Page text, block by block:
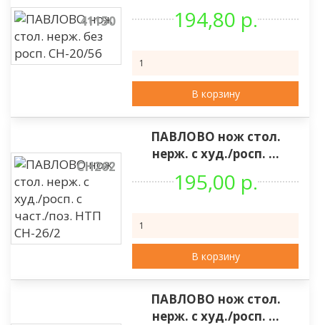
41150 194,80 р.
В корзину
СН262
ПАВЛОВО нож стол.
нерж. с худ./росп. ...
195,00 р.
В корзину
ПАВЛОВО нож стол.
нерж. с худ./росп. ...